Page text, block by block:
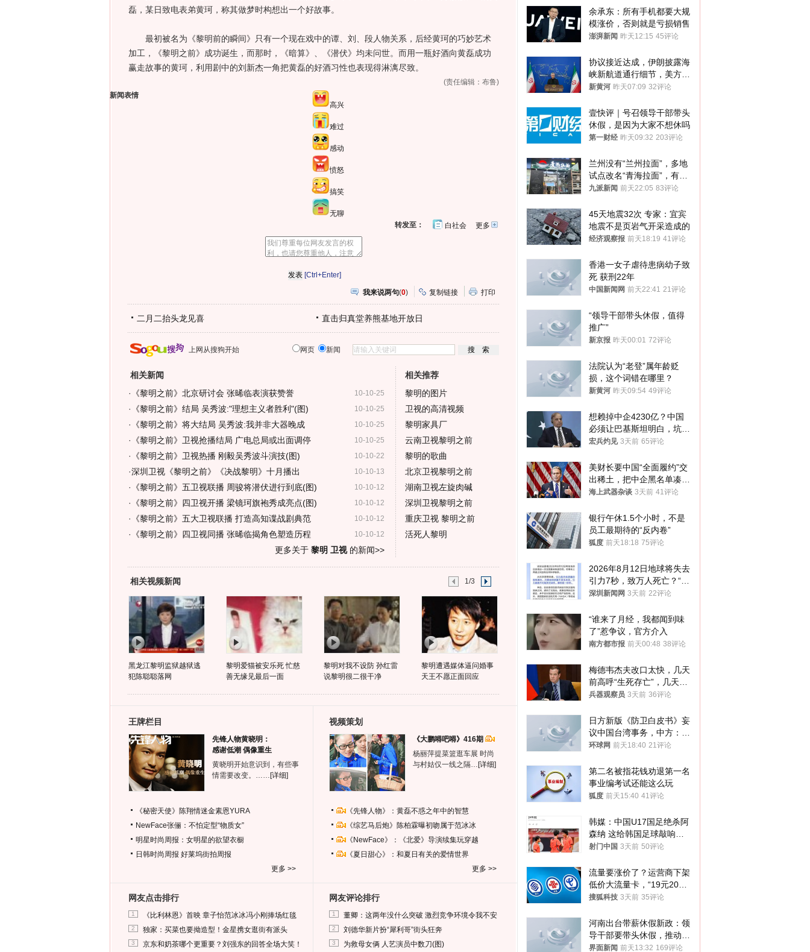
磊，某日致电表弟黄珂，称其做梦时构想出一个好故事。
最初被名为《黎明前的瞬间》只有一个现在戏中的谭、刘、段人物关系，后经黄珂的巧妙艺术
加工，《黎明之前》成功诞生，而那时，《暗算》、《潜伏》均未问世。而用一瓶好酒向黄磊成功
赢走故事的黄珂，利用剧中的刘新杰一角把黄磊的好酒习性也表现得淋漓尽致。
(责任编辑：布鲁)
新闻表情
高兴
难过
感动
愤怒
搞笑
无聊
更多开
转发至： 白社会
[Ctrl+Enter]
我来说两句(0) 复制链接 打印
二月二抬头龙见喜 直击归真堂养熊基地开放日
上网从搜狗开始 网页 新闻
相关新闻
10-10-25
· 《黎明之前》北京研讨会 张晞临表演获赞誉
10-10-25
· 《黎明之前》结局 吴秀波:"理想主义者胜利"(图)
10-10-25
· 《黎明之前》将大结局 吴秀波:我并非大器晚成
10-10-25
· 《黎明之前》卫视抢播结局 广电总局或出面调停
10-10-22
· 《黎明之前》卫视热播 刚毅吴秀波斗演技(图)
10-10-13
·深圳卫视《黎明之前》《决战黎明》十月播出
10-10-12
· 《黎明之前》五卫视联播 周骏将潜伏进行到底(图)
10-10-12
· 《黎明之前》四卫视开播 梁镜珂旗袍秀成亮点(图)
10-10-12
· 《黎明之前》五大卫视联播 打造高知谍战剧典范
10-10-12
· 《黎明之前》四卫视同播 张晞临揭角色塑造历程
更多关于 黎明 卫视的新闻>>
相关推荐
黎明的图片
卫视的高清视频
黎明家具厂
云南卫视黎明之前
黎明的歌曲
北京卫视黎明之前
湖南卫视左旋肉碱
深圳卫视黎明之前
重庆卫视 黎明之前
活死人黎明
相关视频新闻 1/3
黑龙江黎明监狱越狱逃
犯陈聪聪落网
黎明爱猫被安乐死 忙慈
善无缘见最后一面
黎明对我不设防 孙红雷
说黎明很二很干净
黎明遭遇媒体逼问婚事
天王不愿正面回应
王牌栏目
先锋人物黄晓明：
感谢低潮 偶像重生
黄晓明开始意识到，有些事
情需要改变。…… [详细]
《秘密天使》陈翔情迷金素恩YURA
NewFace张俪：不怕定型“物质女”
明星时尚周报：女明星的欲望衣橱
日韩时尚周报 好莱坞街拍周报
更多 >>
视频策划
《大鹏嘚吧嘚》416期
杨丽萍提菜篮逛车展 时尚
与村姑仅一线之隔… [详细]
《先锋人物》：黄磊不惑之年中的智慧
《综艺马后炮》陈柏霖曝初吻属于范冰冰
《NewFace》：《北爱》导演续集玩穿越
《夏日甜心》：和夏日有关的爱情世界
更多 >>
网友点击排行
1 《比利林恩》首映 章子怡范冰冰冯小刚捧场红毯
2 独家：买菜也要拗造型！金星携女逛街有派头
3 京东和奶茶哪个更重要？刘强东的回答全场大笑！
网友评论排行
1 董卿：这两年没什么突破 激烈竞争环境令我不安
2 刘德华新片扮“犀利哥”街头狂奔
3 为救母女俩 人艺演员中数刀(图)
余承东：所有手机都要大规
模涨价，否则就是亏损销售
澎湃新闻 昨天12:15 45评论
协议接近达成，伊朗披露海
峡新航道通行细节，美方再
提“倒计时”
新黄河 昨天07:09 32评论
壹快评｜号召领导干部带头
休假，是因为大家不想休吗
第一财经 昨天09:32 203评论
兰州没有“兰州拉面”，多地
试点改名“青海拉面”，有商
家改名已两年
九派新闻 前天22:05 83评论
45天地震32次 专家：宜宾
地震不是页岩气开采造成的
经济观察报 前天18:19 41评论
香港一女子虐待患病幼子致
死 获刑22年
中国新闻网 前天22:41 21评论
“领导干部带头休假，值得
推广”
新京报 昨天00:01 72评论
法院认为“老登”属年龄贬
损，这个词错在哪里？
新黄河 昨天09:54 49评论
想赖掉中企4230亿？中国
必须让巴基斯坦明白，坑中
国人钱的代价！
宏兵灼见 3天前 65评论
美财长要中国“全面履约”交
出稀土，把中企黑名单凑到
187家，中方做最坏打算
海上武器杂谈 3天前 41评论
银行午休1.5个小时，不是
员工最期待的“反内卷”
狐度 前天18:18 75评论
2026年8月12日地球将失去
引力7秒，致万人死亡？“该
说法是借日全食来制造恐
深圳新闻网 3天前 22评论
“谁来了月经，我都闻到味
了”惹争议，官方介入
南方都市报 前天00:48 38评论
梅德韦杰夫改口太快，几天
前高呼“生死存亡”，几天后
又换了一个说法
兵器观察员 3天前 36评论
日方新版《防卫白皮书》妄
议中国台湾事务，中方：强
烈不满、坚决反对，已向日
环球网 前天18:40 21评论
第二名被指花钱劝退第一名
事业编考试还能这么玩
狐度 前天15:40 41评论
韩媒：中国U17国足绝杀阿
森纳 这给韩国足球敲响了
警钟
射门中国 3天前 50评论
流量要涨价了？运营商下架
低价大流量卡，“19元200
G”成为历史
搜狐科技 3天前 35评论
河南出台带薪休假新政：领
导干部要带头休假，推动全
员应休尽休、休满休足
界面新闻 前天13:32 169评论